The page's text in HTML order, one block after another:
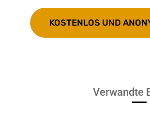
KOSTENLOS UND
Verwandte